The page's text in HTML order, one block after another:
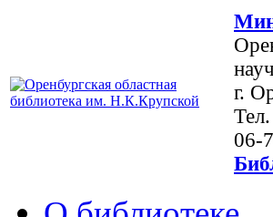
г.
06-